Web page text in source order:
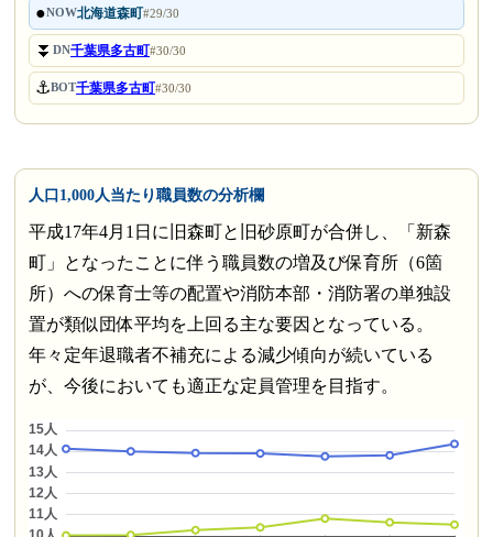
●NOW北海道森町#29/30
⏬DN千葉県多古町#30/30
⚓BOT千葉県多古町#30/30
人口1,000人当たり職員数の分析欄
平成17年4月1日に旧森町と旧砂原町が合併し、「新森
町」となったことに伴う職員数の増及び保育所（6箇
所）への保育士等の配置や消防本部・消防署の単独設
置が類似団体平均を上回る主な要因となっている。
年々定年退職者不補充による減少傾向が続いている
が、今後においても適正な定員管理を目指す。